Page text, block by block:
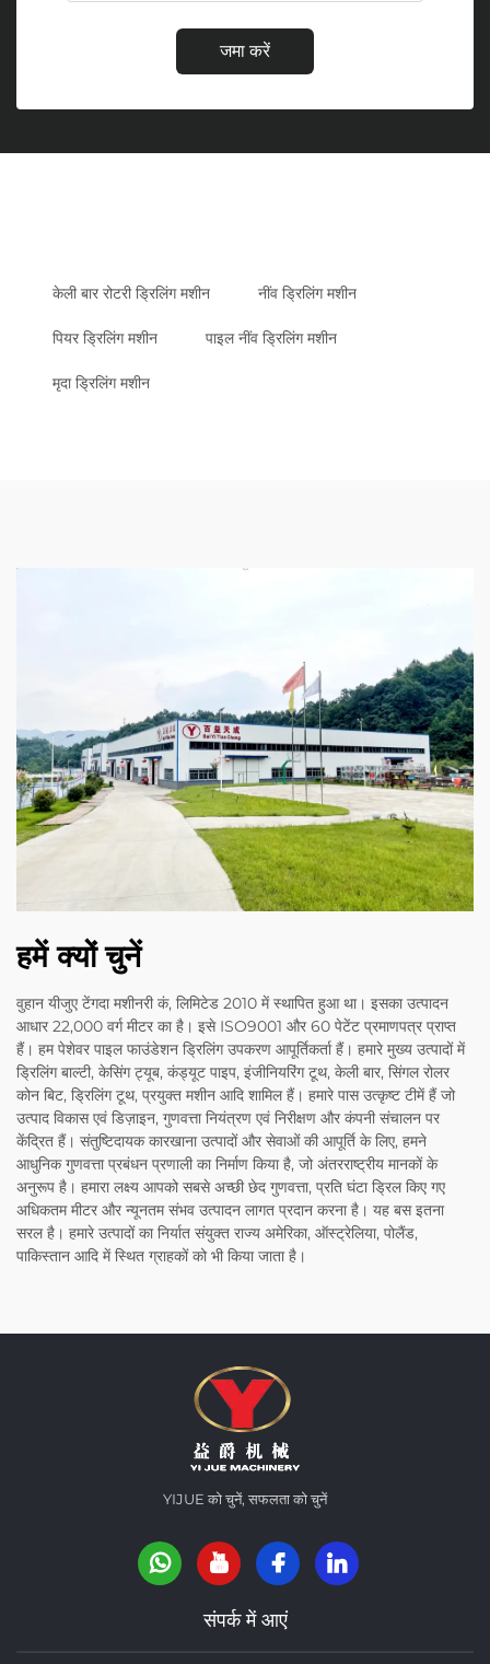
जमा करें
केली बार रोटरी ड्रिलिंग मशीन नींव ड्रिलिंग मशीन
पियर ड्रिलिंग मशीन पाइल नींव ड्रिलिंग मशीन
मृदा ड्रिलिंग मशीन
हमें क्यों चुनें
वुहान यीजुए टेंगदा मशीनरी कं, लिमिटेड 2010 में स्थापित हुआ था। इसका उत्पादन
आधार 22,000 वर्ग मीटर का है। इसे ISO9001 और 60 पेटेंट प्रमाणपत्र प्राप्त
हैं। हम पेशेवर पाइल फाउंडेशन ड्रिलिंग उपकरण आपूर्तिकर्ता हैं। हमारे मुख्य उत्पादों में
ड्रिलिंग बाल्टी, केसिंग ट्यूब, कंड्यूट पाइप, इंजीनियरिंग टूथ, केली बार, सिंगल रोलर
कोन बिट, ड्रिलिंग टूथ, प्रयुक्त मशीन आदि शामिल हैं। हमारे पास उत्कृष्ट टीमें हैं जो
उत्पाद विकास एवं डिज़ाइन, गुणवत्ता नियंत्रण एवं निरीक्षण और कंपनी संचालन पर
केंद्रित हैं। संतुष्टिदायक कारखाना उत्पादों और सेवाओं की आपूर्ति के लिए, हमने
आधुनिक गुणवत्ता प्रबंधन प्रणाली का निर्माण किया है, जो अंतरराष्ट्रीय मानकों के
अनुरूप है। हमारा लक्ष्य आपको सबसे अच्छी छेद गुणवत्ता, प्रति घंटा ड्रिल किए गए
अधिकतम मीटर और न्यूनतम संभव उत्पादन लागत प्रदान करना है। यह बस इतना
सरल है। हमारे उत्पादों का निर्यात संयुक्त राज्य अमेरिका, ऑस्ट्रेलिया, पोलैंड,
पाकिस्तान आदि में स्थित ग्राहकों को भी किया जाता है।
YIJUE को चुनें, सफलता को चुनें
संपर्क में आएं